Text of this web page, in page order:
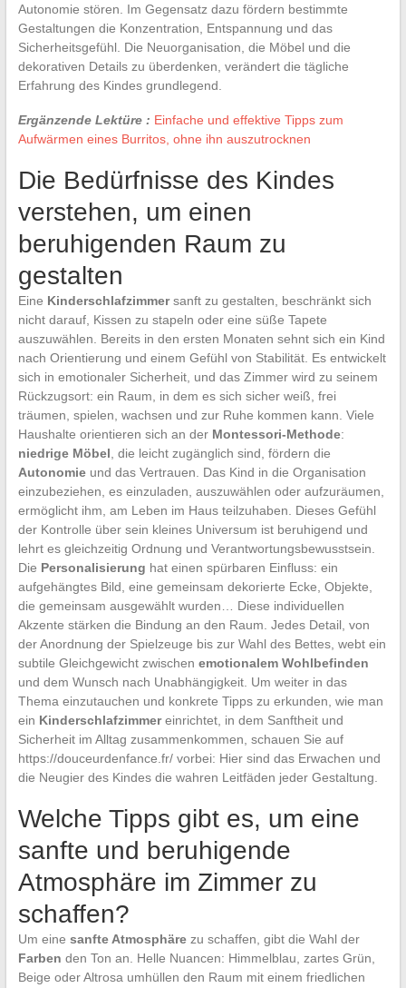
Autonomie stören. Im Gegensatz dazu fördern bestimmte
Gestaltungen die Konzentration, Entspannung und das
Sicherheitsgefühl. Die Neuorganisation, die Möbel und die
dekorativen Details zu überdenken, verändert die tägliche
Erfahrung des Kindes grundlegend.
Ergänzende Lektüre : Einfache und effektive Tipps zum
Aufwärmen eines Burritos, ohne ihn auszutrocknen
Die Bedürfnisse des Kindes
verstehen, um einen
beruhigenden Raum zu
gestalten
Eine Kinderschlafzimmersanft zu gestalten, beschränkt sich
nicht darauf, Kissen zu stapeln oder eine süße Tapete
auszuwählen. Bereits in den ersten Monaten sehnt sich ein Kind
nach Orientierung und einem Gefühl von Stabilität. Es entwickelt
sich in emotionaler Sicherheit, und das Zimmer wird zu seinem
Rückzugsort: ein Raum, in dem es sich sicher weiß, frei
träumen, spielen, wachsen und zur Ruhe kommen kann. Viele
Haushalte orientieren sich an der Montessori-Methode:
niedrige Möbel , die leicht zugänglich sind, fördern die
Autonomieund das Vertrauen. Das Kind in die Organisation
einzubeziehen, es einzuladen, auszuwählen oder aufzuräumen,
ermöglicht ihm, am Leben im Haus teilzuhaben. Dieses Gefühl
der Kontrolle über sein kleines Universum ist beruhigend und
lehrt es gleichzeitig Ordnung und Verantwortungsbewusstsein.
Die Personalisierung hat einen spürbaren Einfluss: ein
aufgehängtes Bild, eine gemeinsam dekorierte Ecke, Objekte,
die gemeinsam ausgewählt wurden… Diese individuellen
Akzente stärken die Bindung an den Raum. Jedes Detail, von
der Anordnung der Spielzeuge bis zur Wahl des Bettes, webt ein
subtile Gleichgewicht zwischen emotionalem Wohlbefinden
und dem Wunsch nach Unabhängigkeit. Um weiter in das
Thema einzutauchen und konkrete Tipps zu erkunden, wie man
ein Kinderschlafzimmereinrichtet, in dem Sanftheit und
Sicherheit im Alltag zusammenkommen, schauen Sie auf
https://douceurdenfance.fr/ vorbei: Hier sind das Erwachen und
die Neugier des Kindes die wahren Leitfäden jeder Gestaltung.
Welche Tipps gibt es, um eine
sanfte und beruhigende
Atmosphäre im Zimmer zu
schaffen?
Um eine sanfte Atmosphärezu schaffen, gibt die Wahl der
Farben den Ton an. Helle Nuancen: Himmelblau, zartes Grün,
Beige oder Altrosa umhüllen den Raum mit einem friedlichen